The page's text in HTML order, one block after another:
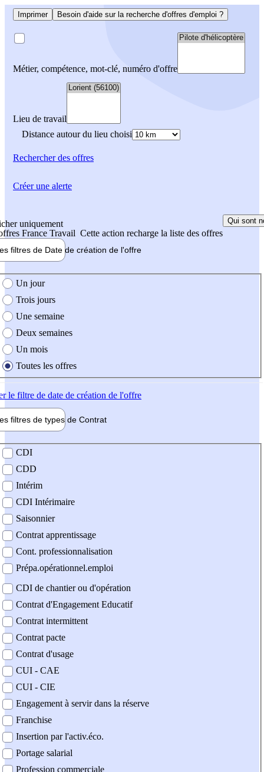
Imprimer Besoin d'aide sur la recherche d'offres d'emploi ?
Métier, compétence, mot-clé, numéro d'offre
Lieu de travail
Distance autour du lieu choisi
Rechercherdes offres
uniquement
France Travail Cette action recharge la liste des offres
Qui sont
filtres de Date de création de l'offre
création de l'offre
Un jour
Trois jours
Une semaine
Deux semaines
Un mois
Toutes les offres
le filtre de date de création de l'offre
filtres de types de Contrat
contrat
CDI
CDD
Intérim
CDI Intérimaire
Saisonnier
Contrat apprentissage
Cont. professionnalisation
Prépa.opérationnel.emploi
CDI de chantier ou d'opération
Contrat d'Engagement Educatif
Contrat intermittent
Contrat pacte
Contrat d'usage
CUI - CAE
CUI - CIE
Engagement à servir dans la réserve
Franchise
Insertion par l'activ.éco.
Portage salarial
Profession commerciale
Créer une alerte